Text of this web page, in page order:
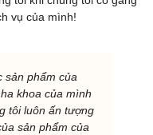
vụ của mình!
sản phẩm của
khoa của mình
tôi luôn ấn tượng
sản phẩm của